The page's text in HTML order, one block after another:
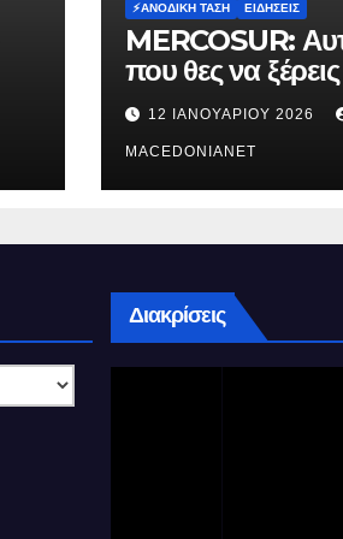
⚡️ΑΝΟΔΙΚΉ ΤΆΣΗ ΕΙΔΉΣΕΙΣ
MERCOSUR:
που θες να ξέρεις
δεν σου λένε.
12 ΙΑΝΟΥΑΡΊΟΥ 2026
MACEDONIANET
Διακρίσεις